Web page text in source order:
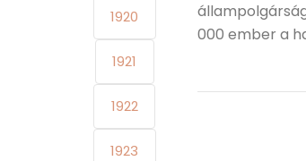
1920
1921
1922
1923
000 ember a